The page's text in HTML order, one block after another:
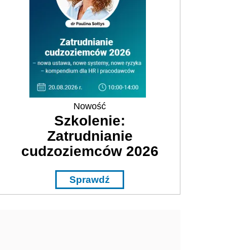
Nowość
Szkolenie:
Zatrudnianie
cudzoziemców 2026
Sprawdź